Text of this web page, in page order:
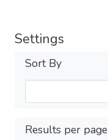
Settings
Sort By
Results per page